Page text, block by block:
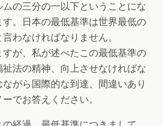
ムの三分の一以下ということにな
。日本の最低基準は世界最低の
わなければなりません。
が、私が述べたこの最低基準の
法の精神、向上させなければな
がら国際的な到達、間違いあり
でお答えください。